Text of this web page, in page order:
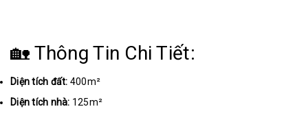
🏡 Thông Tin Chi Tiết:
Diện tích đất: 400m²
Diện tích nhà: 125m²